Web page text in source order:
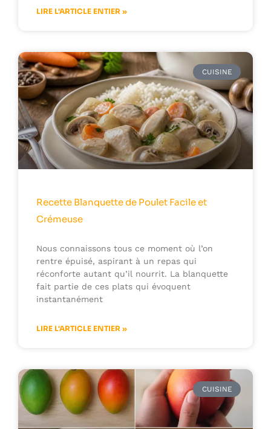
LIRE L'ARTICLE ENTIER »
CUISINE
Recette Blanquette de Poulet Facile et
Crémeuse
Nous connaissons tous ce moment où l’on
rentre épuisé, aspirant à un repas qui
réconforte autant qu’il nourrit. La blanquette
fait partie de ces plats qui évoquent
instantanément
LIRE L'ARTICLE ENTIER »
CUISINE